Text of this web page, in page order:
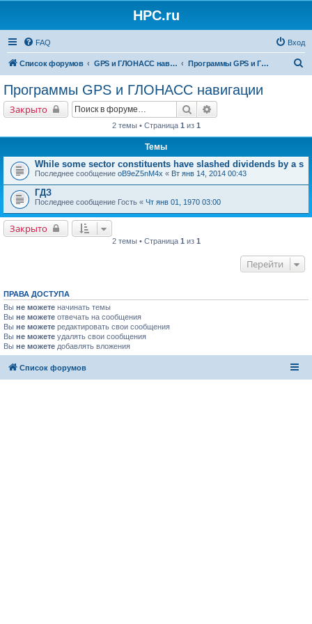
HPC.ru
FAQ Вход
Список форумов GPS и ГЛОНАСС навигация и оборудование для навигации Программы GPS и ГЛОНАСС навигации
Программы GPS и ГЛОНАСС навигации
Закрыто Поиск
2 темы • Страница 1 из 1
Темы
While some sector constituents have slashed dividends by a s
Последнее сообщение oB9eZ5nM4x « Вт янв 14, 2014 00:43
ГДЗ
Последнее сообщение Гость « Чт янв 01, 1970 03:00
Закрыто
2 темы • Страница 1 из 1
Перейти
ПРАВА ДОСТУПА
Вы не можете начинать темы
Вы не можете отвечать на сообщения
Вы не можете редактировать свои сообщения
Вы не можете удалять свои сообщения
Вы не можете добавлять вложения
Список форумов